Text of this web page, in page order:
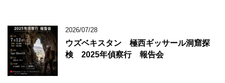
2026/07/28
ウズベキスタン 極西ギッサール洞窟探
検 2025年偵察行 報告会